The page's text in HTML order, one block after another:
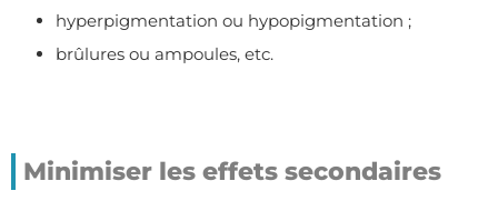
hyperpigmentation ou hypopigmentation ;
brûlures ou ampoules, etc.
Minimiser les effets secondaires